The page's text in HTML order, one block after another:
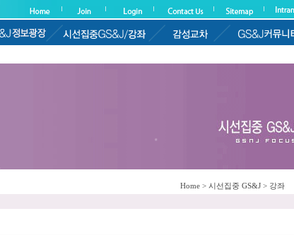
Home > 시선집중 GS&J > 강좌